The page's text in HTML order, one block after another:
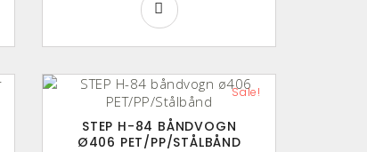
Sale!
STEP H-84 BÅNDVOGN
Ø406 PET/PP/STÅLBÅND